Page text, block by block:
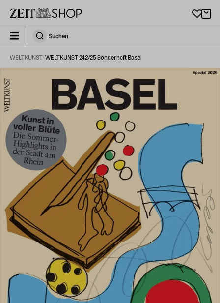
zeit_storefront.components.search.collapsed
SuchenSuchen
WELTKUNST WELTKUNST 242/25 Sonderheft Basel